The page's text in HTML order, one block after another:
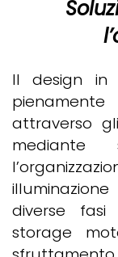
Il design in
attraverso
mediante
diverse
storage